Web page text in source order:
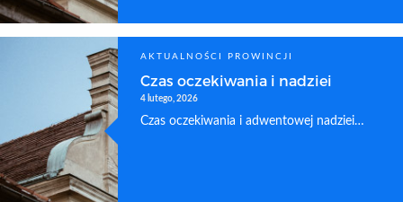
AKTUALNOŚCI PROWINCJI
Czas oczekiwania i nadziei
4 lutego, 2026
Czas oczekiwania i adwentowej nadziei…